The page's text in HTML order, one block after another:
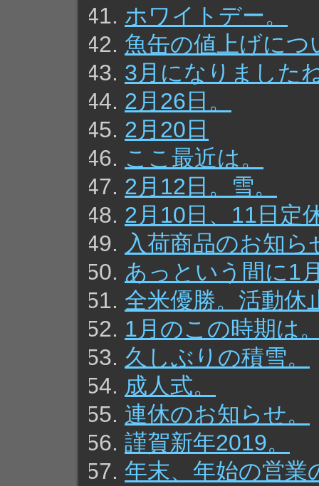
ホワイトデー。
魚缶の値上げにつ
3月になりました
2月26日。
2月20日
ここ最近は。
2月12日。雪。
2月10日、11日定
入荷商品のお知ら
あっという間に1
全米優勝。活動休
1月のこの時期は
久しぶりの積雪。
成人式。
連休のお知らせ。
謹賀新年2019。
年末、年始の営業